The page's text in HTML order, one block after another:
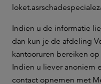
Indien u de informatie
dan kun je de afdeling
kantooruren bereiken
Indien u liever anoniem
contact opnemen met